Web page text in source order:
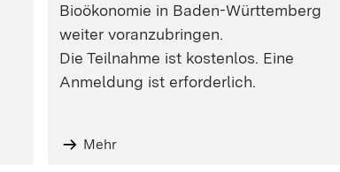
Bioökonomie in Baden-Württemberg
weiter voranzubringen.
Die Teilnahme ist kostenlos. Eine
Anmeldung ist erforderlich.
Mehr